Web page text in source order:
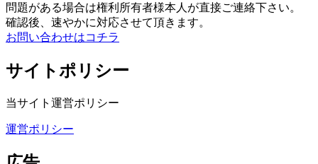
問題がある場合は権利所有者様本人が直接ご連絡下さい。
確認後、速やかに対応させて頂きます。
お問い合わせはコチラ
サイトポリシー
当サイト運営ポリシー
運営ポリシー